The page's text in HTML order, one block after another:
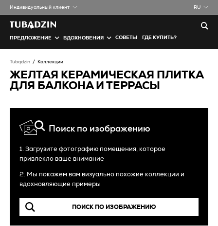
Индивидуальный клиент RU
ПРЕДЛОЖЕНИЕ ВДОХНОВЕНИЯ СОВЕТЫ ГДЕ КУПИТЬ?
Tubądzin Коллекции
ЖЕЛТАЯ КЕРАМИЧЕСКАЯ ПЛИТКА
ДЛЯ БАЛКОНА И ТЕРРАСЫ
Поиск по изображению
1. Загрузите фотографию помещения, которое
привлекло ваше внимание
2. Мы покажем вам визуально похожие коллекции и
вдохновляющие примеры
ПОИСК ПО ИЗОБРАЖЕНИЮ